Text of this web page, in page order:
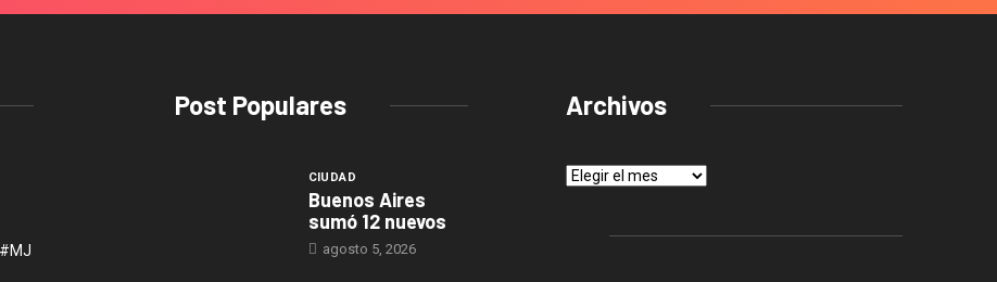
Post Populares
CIUDAD
Buenos Aires
sumó 12 nuevos
agosto 5, 2026
Archivos
Archivos